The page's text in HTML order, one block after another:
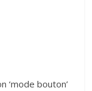
‘mode bouton’